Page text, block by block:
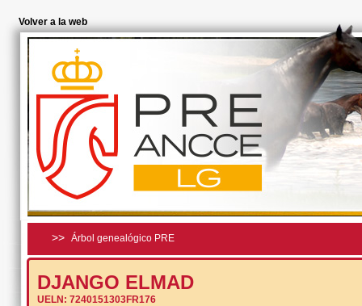
Volver a la web
>> Árbol genealógico PRE
DJANGO ELMAD
UELN: 7240151303FR176